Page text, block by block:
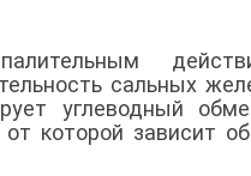
сальных
углеводный
которой зависит